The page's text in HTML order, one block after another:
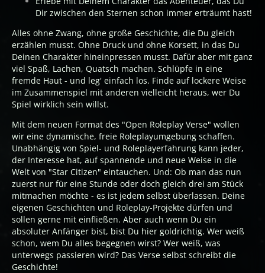
Dir zwischen den Sternen schon immer erträumt hast!
Alles ohne Zwang, ohne große Geschichte, die Du gleich
erzählen musst. Ohne Druck und ohne Korsett, in das Du
Deinen Charakter hineinpressen musst. Dafür aber mit ganz
viel Spaß, Lachen, Quatsch machen. Schlüpfe in eine
fremde Haut - und leg' einfach los. Finde auf lockere Weise
im Zusammenspiel mit anderen vielleicht heraus, wer Du
Spiel wirklich sein willst.
Mit dem neuen Format des "Open Roleplay Verse" wollen
wir eine dynamische, freie Roleplayumgebung schaffen.
Unabhängig von Spiel- und Roleplayerfahrung kann jeder,
der Interesse hat, auf spannende und neue Weise in die
Welt von "Star Citizen" eintauchen. Und: Ob man das nun
zuerst nur für eine Stunde oder doch gleich drei am Stück
mitmachen möchte - es ist jedem selbst überlassen. Deine
eigenen Geschichten und Roleplay-Projekte dürfen und
sollen gerne mit einfließen. Aber auch wenn Du ein
absoluter Anfänger bist, bist Du hier goldrichtig. Wer weiß
schon, wem Du alles begegnen wirst? Wer weiß, was
unterwegs passieren wird? Das Verse selbst schreibt die
Geschichte!